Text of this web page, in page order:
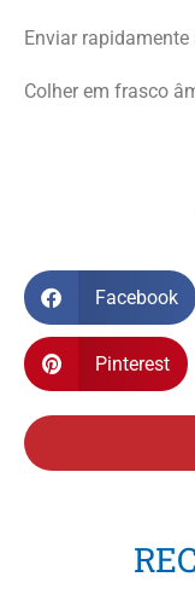
Enviar
Colher em frasco
Facebook
Pinterest